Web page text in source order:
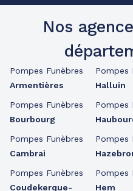
Nos
Pompes Funèbres
Armentières
Pompes Funèbres
Bourbourg
Pompes Funèbres
Cambrai
Pompes Funèbres
Coudekerque-
Pompes
Halluin
Pompes
Pompes
Pompes
Hem